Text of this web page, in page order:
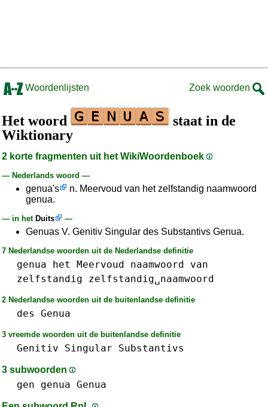
Woordenlijsten Zoek woorden
Het woord
staat in de
Wiktionary
2 korte fragmenten uit het WikiWoordenboek
— Nederlands woord —
genua's
n. Meervoud van het zelfstandig naamwoord
genua.
— in het Duits —
Genuas V. Genitiv Singular des Substantivs Genua.
7 Nederlandse woorden uit de Nederlandse definitie
genua het Meervoud naamwoord
van
zelfstandig
zelfstandig␣naamwoord
2 Nederlandse woorden uit de buitenlandse definitie
des Genua
3 vreemde woorden uit de buitenlandse definitie
Genitiv Singular Substantivs
3 subwoorden
gen genua Genua